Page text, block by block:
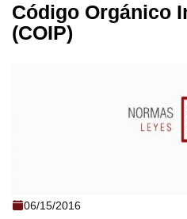
Código Orgánico
(COIP)
06/15/2016
Código Orgánico